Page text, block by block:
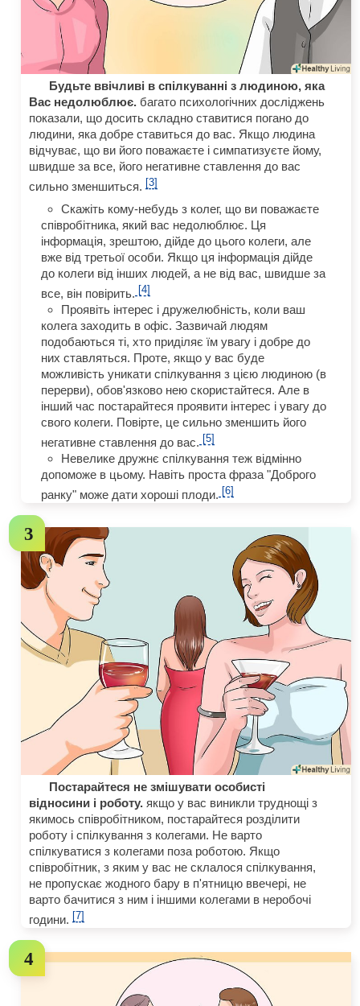
Будьте ввічливі в спілкуванні з людиною, яка
Вас недолюблює. багато психологічних досліджень
показали, що досить складно ставитися погано до
людини, яка добре ставиться до вас. Якщо людина
відчуває, що ви його поважаєте і симпатизуєте йому,
швидше за все, його негативне ставлення до вас
сильно зменшиться. [3]
Скажіть кому-небудь з колег, що ви поважаєте
співробітника, який вас недолюблює. Ця
інформація, зрештою, дійде до цього колеги, але
вже від третьої особи. Якщо ця інформація дійде
до колеги від інших людей, а не від вас, швидше за
все, він повірить. [4]
Проявіть інтерес і дружелюбність, коли ваш
колега заходить в офіс. Зазвичай людям
подобаються ті, хто приділяє їм увагу і добре до
них ставляться. Проте, якщо у вас буде
можливість уникати спілкування з цією людиною (в
перерви), обов'язково нею скористайтеся. Але в
інший час постарайтеся проявити інтерес і увагу до
свого колеги. Повірте, це сильно зменшить його
негативне ставлення до вас. [5]
Невелике дружнє спілкування теж відмінно
допоможе в цьому. Навіть проста фраза "Доброго
ранку" може дати хороші плоди. [6]
Постарайтеся не змішувати особисті
відносини і роботу. якщо у вас виникли труднощі з
якимось співробітником, постарайтеся розділити
роботу і спілкування з колегами. Не варто
спілкуватися з колегами поза роботою. Якщо
співробітник, з яким у вас не склалося спілкування,
не пропускає жодного бару в п'ятницю ввечері, не
варто бачитися з ним і іншими колегами в неробочі
години.[7]